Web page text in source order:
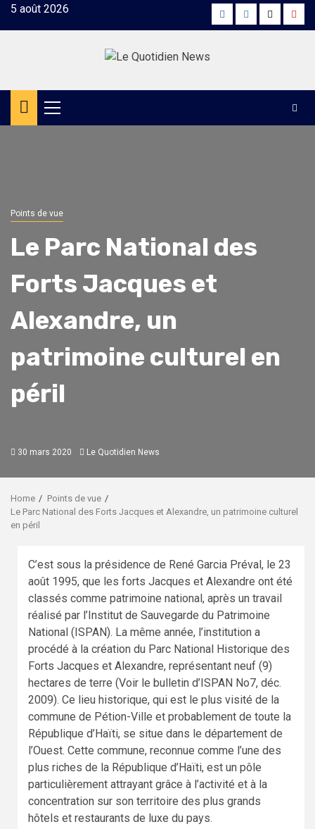
Skip5 août 2026 FacebookInstagram
Twitter
Primary
Menu
Points de vue
Le Parc National des
Forts Jacques et
Alexandre, un
patrimoine culturel en
péril
30 mars 2020 Le Quotidien News
Home
Points de vue
Le Parc National des Forts Jacques et Alexandre, un patrimoine culturel
en péril
C’est sous la présidence de René Garcia Préval, le 23
août 1995, que les forts Jacques et Alexandre ont été
classés comme patrimoine national, après un travail
réalisé par l’Institut de Sauvegarde du Patrimoine
National (ISPAN). La même année, l’institution a
procédé à la création du Parc National Historique des
Forts Jacques et Alexandre, représentant neuf (9)
hectares de terre (Voir le bulletin d’ISPAN No7, déc.
2009). Ce lieu historique, qui est le plus visité de la
commune de Pétion-Ville et probablement de toute la
République d’Haïti, se situe dans le département de
l’Ouest. Cette commune, reconnue comme l’une des
plus riches de la République d’Haïti, est un pôle
particulièrement attrayant grâce à l’activité et à la
concentration sur son territoire des plus grands
hôtels et restaurants de luxe du pays.